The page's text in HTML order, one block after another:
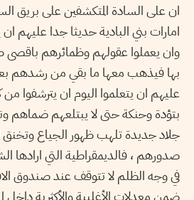
ان على السادة المتكشفين على بريق
امارات بني البادية حديثا جدا عليهم
وان يعملوا عقولهم وظمائرهم باقصى
بها فيذهب معها ما بقي من رشدهم
عليهم ان يتعلموا اليوم ان يترشفوا
بتؤدة وحنكة حتى لا يبتلعهم ضماهم
جلاد جديدة تلهب ظهور الجياع وتخنق
صدورهم ، فالديمقراطية التي ارادها
في وجه الظلم لا تتوقف عند صندوق